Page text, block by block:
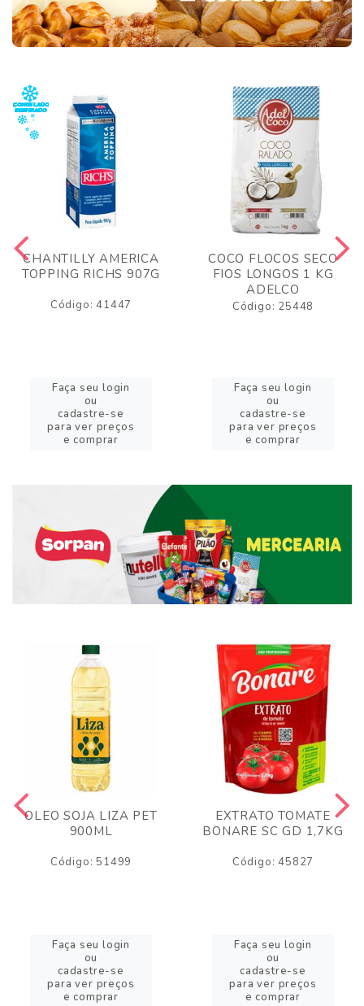
CHANTILLY AMERICA
TOPPING RICHS 907G
Código: 41447
Faça seu login
ou
cadastre-se
para ver preços
e comprar
COCO FLOCOS SECO
FIOS LONGOS 1 KG
ADELCO
Código: 25448
Faça seu login
ou
cadastre-se
para ver preços
e comprar
OLEO SOJA LIZA PET
900ML
Código: 51499
Faça seu login
ou
cadastre-se
para ver preços
e comprar
EXTRATO TOMATE
BONARE SC GD 1,7KG
Código: 45827
Faça seu login
ou
cadastre-se
para ver preços
e comprar